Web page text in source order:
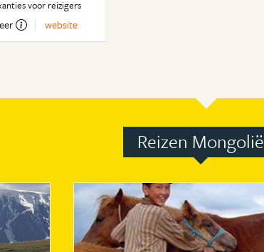
voor reizigers
website
Reizen Mongolië